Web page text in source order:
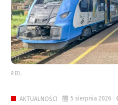
RED.
AKTUALNOŚCI 5 sierpnia 2026